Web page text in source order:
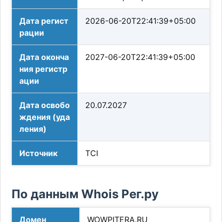
Дата регист
рации
2026-06-20T22:41:39+05:00
Дата оконча
ния регистр
ации
2027-06-20T22:41:39+05:00
Дата освобо
ждения (уда
ления)
20.07.2027
Источник TCI
По данным Whois Рег.ру
Домен WOWPITERA.RU